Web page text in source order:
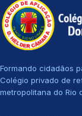
Formando cidadãos
Colégio privado de
metropolitana do Rio